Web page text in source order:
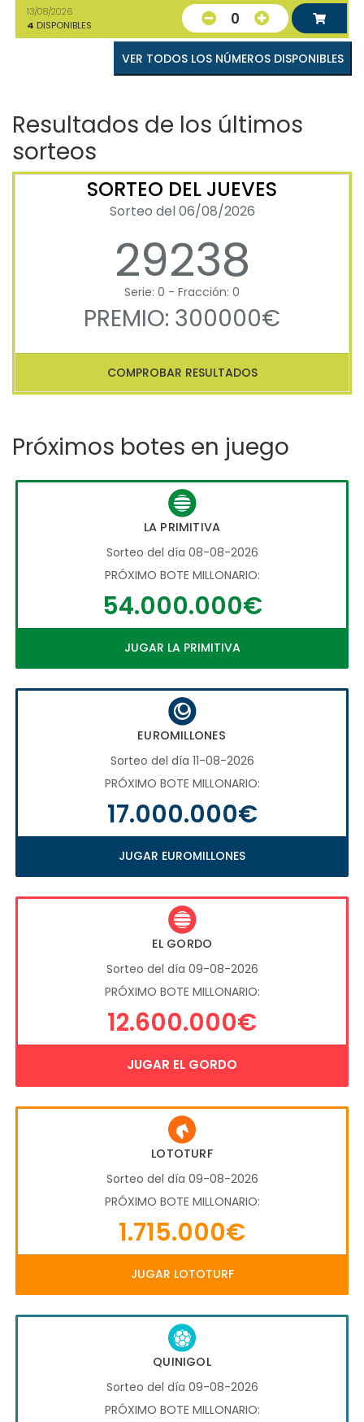
13/08/2026
4 DISPONIBLES 0
VER TODOS LOS NÚMEROS DISPONIBLES
Resultados de los últimos
sorteos
SORTEO DEL JUEVES
Sorteo del 06/08/2026
29238
Serie: 0 - Fracción: 0
PREMIO: 300000€
COMPROBAR RESULTADOS
Próximos botes en juego
LA PRIMITIVA
Sorteo del día 08-08-2026
PRÓXIMO BOTE MILLONARIO:
54.000.000€
JUGAR LA PRIMITIVA
EUROMILLONES
Sorteo del día 11-08-2026
PRÓXIMO BOTE MILLONARIO:
17.000.000€
JUGAR EUROMILLONES
EL GORDO
Sorteo del día 09-08-2026
PRÓXIMO BOTE MILLONARIO:
12.600.000€
JUGAR EL GORDO
LOTOTURF
Sorteo del día 09-08-2026
PRÓXIMO BOTE MILLONARIO:
1.715.000€
JUGAR LOTOTURF
QUINIGOL
Sorteo del día 09-08-2026
PRÓXIMO BOTE MILLONARIO: